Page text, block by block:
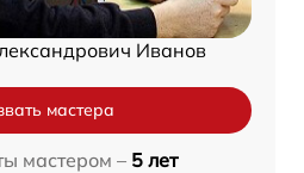
Иванов
мастера
мастером – 5 лет